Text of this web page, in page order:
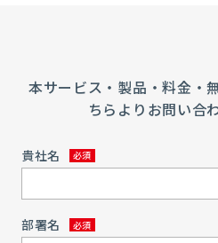
本サービス・製品・料金・
ちらよりお問い合
貴社名
部署名